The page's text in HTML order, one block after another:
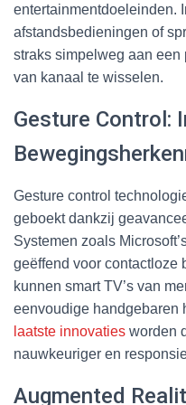
entertainmentdoeleinden.
afstandsbedieningen of
straks simpelweg aan
van kanaal te wisselen.
Gesture Control:
Gesture control
geboekt dankzij
Systemen zoals
geëffend voor contactloze
kunnen smart TV’s van
eenvoudige handgebaren
laatste innovaties worden
nauwkeuriger en
Augmented